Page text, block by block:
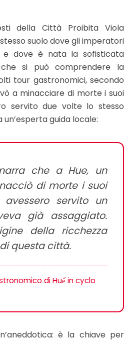
della Città Proibita Viola
suolo dove gli imperatori
e dove è nata la sofisticata
si può comprendere la
tour gastronomici, secondo
a minacciare di morte i suoi
servito due volte lo stesso
guida locale:
che a Hue, un
di morte i suoi
servito un
già assaggiato.
della ricchezza
questa città.
di Huế in cyclo
è la chiave per